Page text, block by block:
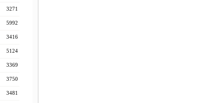
3271
5992
3416
5124
3369
3750
3481